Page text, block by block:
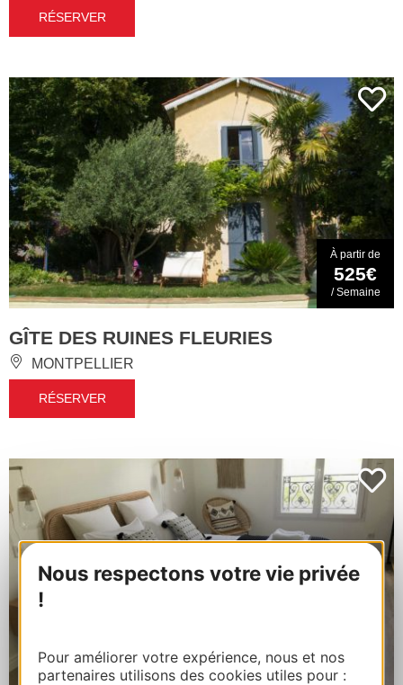
Nous respectons votre vie privée
!
Pour améliorer votre expérience, nous et nos
partenaires utilisons des cookies utiles pour :
RÉSERVER
À partir de
525€
/ Semaine
GÎTE DES RUINES FLEURIES
MONTPELLIER
RÉSERVER